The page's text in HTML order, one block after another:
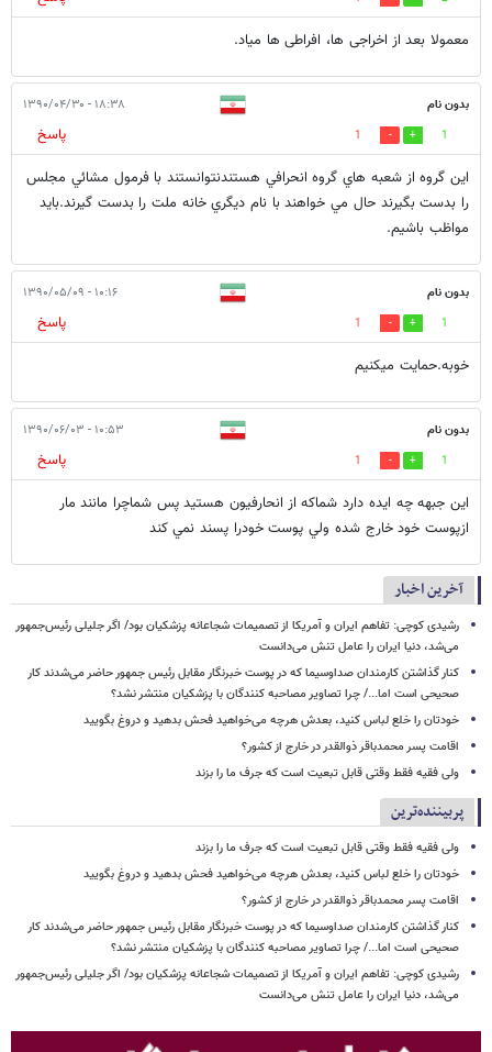
معمولا بعد از اخراجی ها، افراطی ها میاد.
بدون نام ۱۸:۳۸ - ۱۳۹۰/۰۴/۳۰
1
1
پاسخ
اين گروه از شعبه هاي گروه انحرافي هستندنتوانستند با فرمول مشائي مجلس
را بدست بگيرند حال مي خواهند با نام ديگري خانه ملت را بدست گيرند.بايد
مواظب باشيم.
بدون نام ۱۰:۱۶ - ۱۳۹۰/۰۵/۰۹
1
1
پاسخ
خوبه.حمایت میکنیم
بدون نام ۱۰:۵۳ - ۱۳۹۰/۰۶/۰۳
1
1
پاسخ
اين جبهه چه ايده دارد شماكه از انحارفيون هستيد پس شماچرا مانند مار
ازپوست خود خارج شده ولي پوست خودرا پسند نمي كند
آخرین اخبار
رشیدی کوچی: تفاهم ایران و آمریکا از تصمیمات شجاعانه پزشکیان بود/ اگر جلیلی رئیس‌جمهور
می‌شد، دنیا ایران را عامل تنش می‌دانست
کنار گذاشتن کارمندان صداوسیما که در پوست خبرنگار مقابل رئیس جمهور حاضر می‌شدند کار
صحیحی است اما.../ چرا تصاویر مصاحبه کنندگان با پزشکیان منتشر نشد؟
خودتان را خلع لباس کنید، بعدش هرچه می‌خواهید فحش بدهید و دروغ بگویید
اقامت پسر محمدباقر ذوالقدر در خارج از کشور؟
ولی فقیه فقط وقتی قابل تبعیت است که جرف ما را بزند
پربیننده‌ترین
ولی فقیه فقط وقتی قابل تبعیت است که جرف ما را بزند
خودتان را خلع لباس کنید، بعدش هرچه می‌خواهید فحش بدهید و دروغ بگویید
اقامت پسر محمدباقر ذوالقدر در خارج از کشور؟
کنار گذاشتن کارمندان صداوسیما که در پوست خبرنگار مقابل رئیس جمهور حاضر می‌شدند کار
صحیحی است اما.../ چرا تصاویر مصاحبه کنندگان با پزشکیان منتشر نشد؟
رشیدی کوچی: تفاهم ایران و آمریکا از تصمیمات شجاعانه پزشکیان بود/ اگر جلیلی رئیس‌جمهور
می‌شد، دنیا ایران را عامل تنش می‌دانست